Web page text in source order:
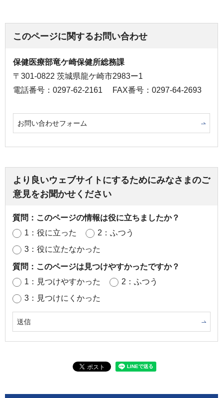
このページに関するお問い合わせ
保健医療部竜ケ崎保健所総務課
〒301-0822 茨城県龍ケ崎市2983ー1
電話番号：0297-62-2161
FAX番号：0297-64-2693
お問い合わせフォーム
より良いウェブサイトにするためにみなさまのご
意見をお聞かせください
質問：このページの情報は役に立ちましたか？
1：役に立った
2：ふつう
3：役に立たなかった
質問：このページは見つけやすかったですか？
1：見つけやすかった
2：ふつう
3：見つけにくかった